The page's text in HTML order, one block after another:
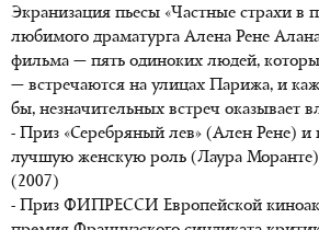
Экранизация пьесы «Частные страхи в
любимого драматурга Алена Рене
фильма — пять одиноких людей,
— встречаются на улицах Парижа, и
бы, незначительных встреч оказывает
- Приз «Серебряный лев» (Ален Рене) и
лучшую женскую роль (Лаура
(2007)
- Приз ФИПРЕССИ Европейской